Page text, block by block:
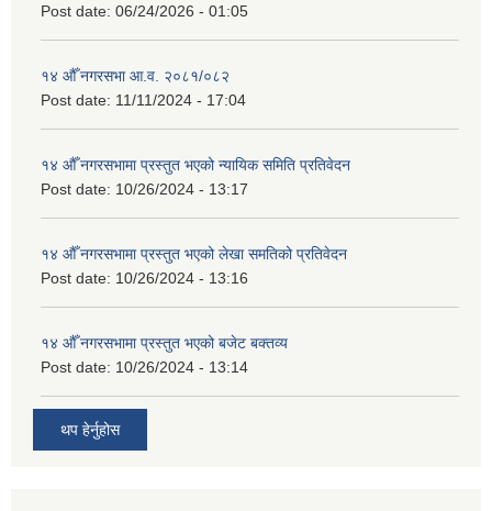
Post date: 06/24/2026 - 01:05
१४ औँ नगरसभा आ.व. २०८१/०८२
Post date: 11/11/2024 - 17:04
१४ औँ नगरसभामा प्रस्तुत भएको न्यायिक समिति प्रतिवेदन
Post date: 10/26/2024 - 13:17
१४ औँ नगरसभामा प्रस्तुत भएको लेखा समतिको प्रतिवेदन
Post date: 10/26/2024 - 13:16
१४ औँ नगरसभामा प्रस्तुत भएको बजेट बक्तव्य
Post date: 10/26/2024 - 13:14
थप हेर्नुहोस